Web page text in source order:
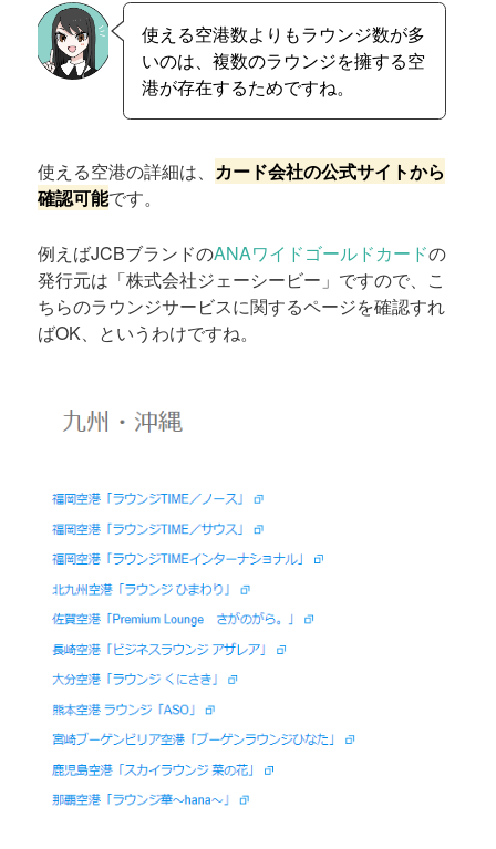
使える空港数よりもラウンジ数が多
いのは、複数のラウンジを擁する空
港が存在するためですね。
使える空港の詳細は、 カード会社の公式サイトから
確認可能です。
例えばJCBブランドのANAワイドゴールドカードの
発行元は「株式会社ジェーシービー」ですので、こ
ちらのラウンジサービスに関するページを確認すれ
ばOK、というわけですね。